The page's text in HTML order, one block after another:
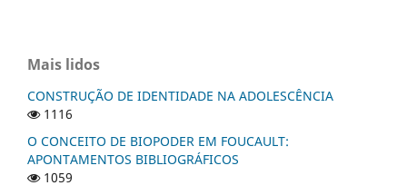
Mais lidos
CONSTRUÇÃO DE IDENTIDADE NA ADOLESCÊNCIA
1116
O CONCEITO DE BIOPODER EM FOUCAULT:
APONTAMENTOS BIBLIOGRÁFICOS
1059